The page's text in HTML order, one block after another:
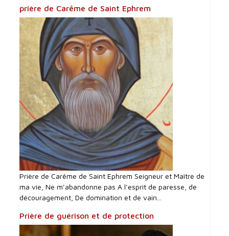
prière de Carême de Saint Ephrem
Prière de Carême de Saint Ephrem Seigneur et Maître de
ma vie, Ne m’abandonne pas A l’esprit de paresse, de
découragement, De domination et de vain...
Prière de guérison et de protection